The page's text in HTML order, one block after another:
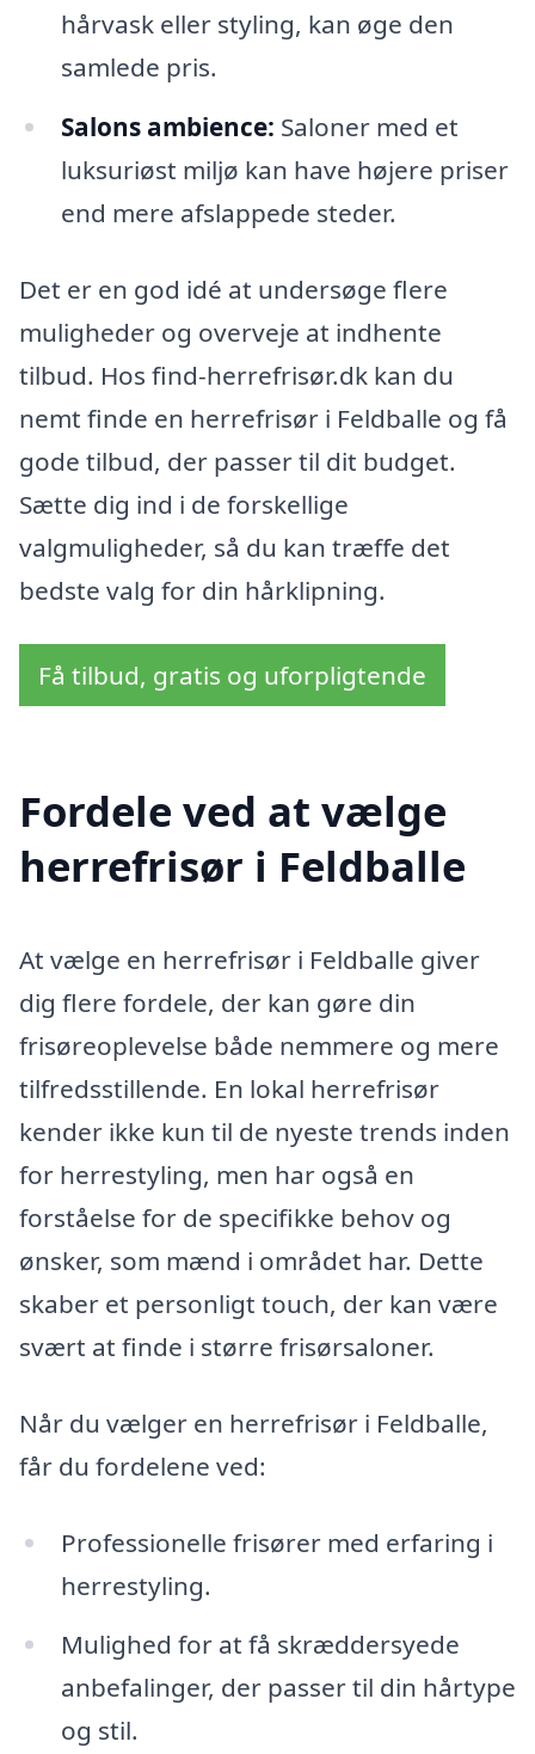
hårvask eller styling, kan øge den
samlede pris.
Salons ambience: Saloner med et
luksuriøst miljø kan have højere priser
end mere afslappede steder.
Det er en god idé at undersøge flere
muligheder og overveje at indhente
tilbud. Hos find-herrefrisør.dk kan du
nemt finde en herrefrisør i Feldballe og få
gode tilbud, der passer til dit budget.
Sætte dig ind i de forskellige
valgmuligheder, så du kan træffe det
bedste valg for din hårklipning.
Få tilbud, gratis og uforpligtende
Fordele ved at vælge
herrefrisør i Feldballe
At vælge en herrefrisør i Feldballe giver
dig flere fordele, der kan gøre din
frisøreoplevelse både nemmere og mere
tilfredsstillende. En lokal herrefrisør
kender ikke kun til de nyeste trends inden
for herrestyling, men har også en
forståelse for de specifikke behov og
ønsker, som mænd i området har. Dette
skaber et personligt touch, der kan være
svært at finde i større frisørsaloner.
Når du vælger en herrefrisør i Feldballe,
får du fordelene ved:
Professionelle frisører med erfaring i
herrestyling.
Mulighed for at få skræddersyede
anbefalinger, der passer til din hårtype
og stil.